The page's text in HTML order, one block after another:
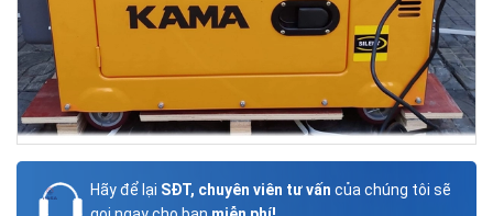
Hãy để lại SĐT, chuyên viên tư vấn của chúng tôi sẽ